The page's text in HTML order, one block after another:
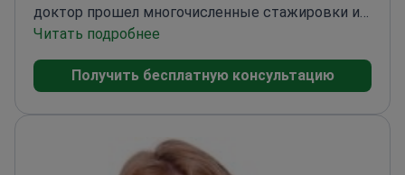
доктор прошел многочисленные стажировки и
программы повышения квалификации,
позвоночнике и минимально инвазивных
рецензируемых журналов и выступал на
международных конференциях, демонстрируя
инновационные хирургические методы. С
Читать подробнее
Получить бесплатную консультацию